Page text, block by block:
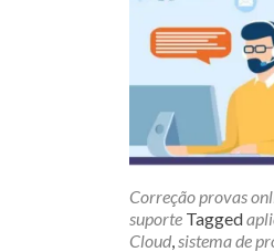
Correção provas
suporte Tagged
Cloud,sistema de